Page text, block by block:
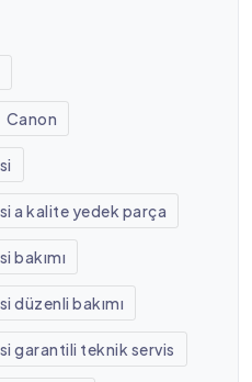
Canon
a kalite yedek parça
bakımı
bakımı
garantili teknik servis